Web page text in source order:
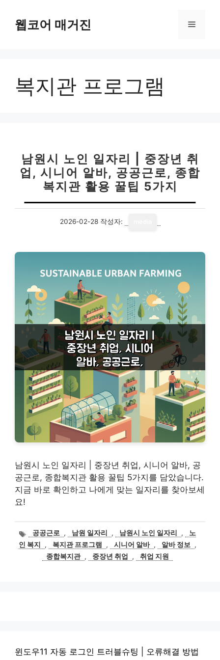
웹코어 매거진 메
복지관 프로그램
남원시 노인 일자리 | 중장년 취
업, 시니어 알바, 공공근로, 종합
복지관 활용 꿀팁 5가지
2026-02-28 작성자:
남원시 노인 일자리 | 중장년 취업, 시니어 알바, 공
공근로, 종합복지관 활용 꿀팁 5가지를 담았습니다.
지금 바로 확인하고 나에게 맞는 일자리를 찾아보세
요!
태
그
공공근로 , 남원 일자리 , 남원시 노인 일자리 ,
노
인 복지
, 복지관 프로그램 , 시니어 알바 , 알바 정보
,
종합복지관 , 중장년 취업 , 취업 지원
윈도우11 자동 로그인 트러블슈팅 | 오류해결 방법